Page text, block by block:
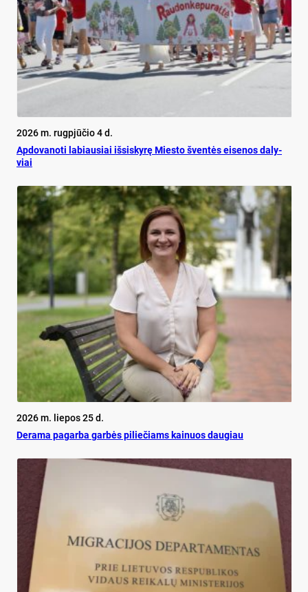
2026 m. rugpjūčio 4 d.
Ap­do­va­no­ti la­biau­siai iš­si­sky­rę Mies­to šven­tės ei­se­nos da­ly­
viai
2026 m. liepos 25 d.
De­ra­ma pa­gar­ba gar­bės pi­lie­čiams kai­nuos dau­giau